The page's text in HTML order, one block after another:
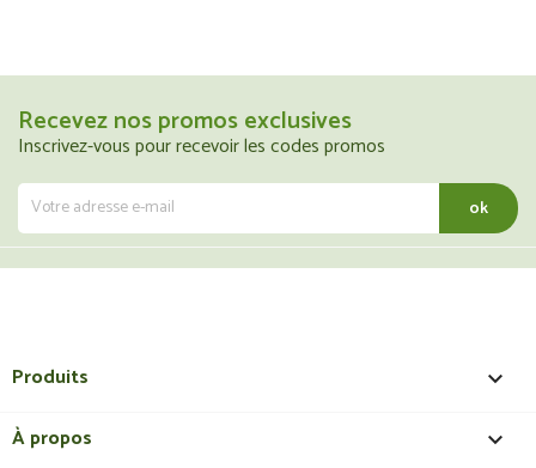
Recevez nos promos exclusives
Inscrivez-vous pour recevoir les codes promos
Produits 
À propos 